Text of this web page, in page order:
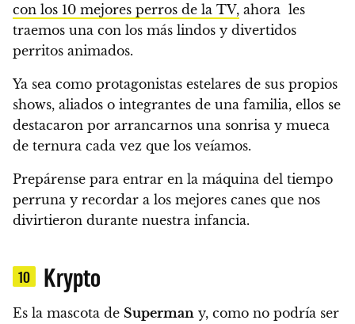
con los 10 mejores perros de la TV, ahora les
traemos una con los más lindos y divertidos
perritos animados.
Ya sea como protagonistas estelares de sus propios
shows, aliados o integrantes de una familia, ellos se
destacaron por arrancarnos una sonrisa y mueca
de ternura cada vez que los veíamos.
Prepárense para entrar en la máquina del tiempo
perruna y recordar a los mejores canes que nos
divirtieron durante nuestra infancia.
10 Krypto
Es la mascota de Superman y, como no podría ser